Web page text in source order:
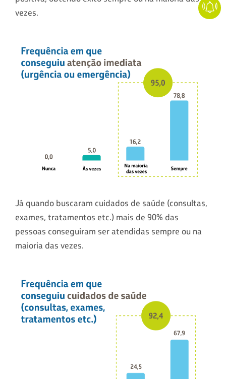
vezes.
Já quando buscaram cuidados de saúde (consultas,
exames, tratamentos etc.) mais de 90% das
pessoas conseguiram ser atendidas sempre ou na
maioria das vezes.